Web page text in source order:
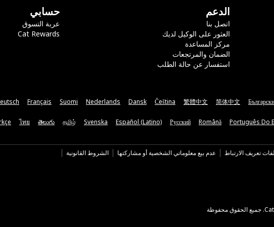
الدعم
اتصل بنا
العثور على الوكيل لديك
مركز المساعدة
الضمان والمرتجعات
استفسار عن حالة الطلب
حسابي
عربة التسوق
Cat Rewards
Български
简体中文
繁體中文
Čeština
Dansk
Nederlands
Suomi
Français
Português Do
Română
Русский
Español (Latino)
Svenska
தமிழ்
తెలుగు
ไทย
تعريف الارتباط عدم بيع معلوماتي الشخصية أو مشاركتها الشروط القانونية